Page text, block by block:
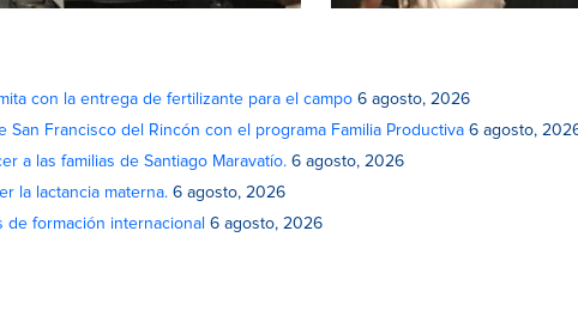
con la entrega de fertilizante para el campo 6 agosto, 2026
San Francisco del Rincón con el programa Familia Productiva 6 agosto,
a las familias de Santiago Maravatío. 6 agosto, 2026
la lactancia materna. 6 agosto, 2026
formación internacional 6 agosto, 2026